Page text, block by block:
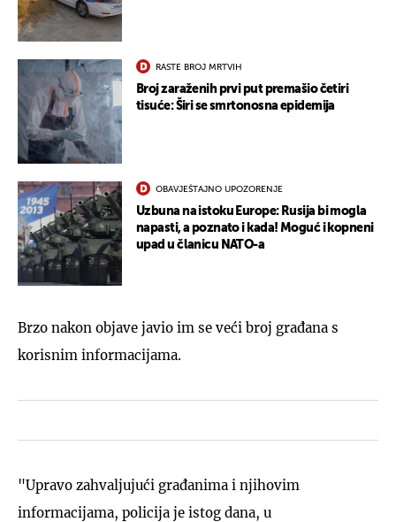
RASTE BROJ MRTVIH
Broj zaraženih prvi put premašio četiri
tisuće: Širi se smrtonosna epidemija
OBAVJEŠTAJNO UPOZORENJE
Uzbuna na istoku Europe: Rusija bi mogla
napasti, a poznato i kada! Moguć i kopneni
upad u članicu NATO-a
Brzo nakon objave javio im se veći broj građana s
korisnim informacijama.
"Upravo zahvaljujući građanima i njihovim
informacijama, policija je istog dana, u